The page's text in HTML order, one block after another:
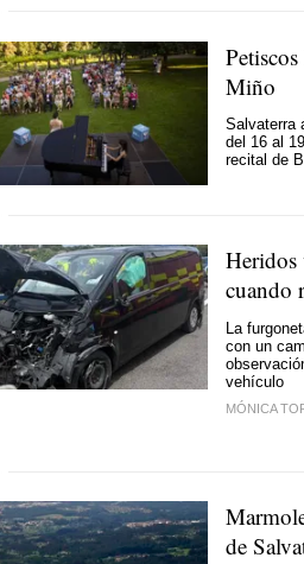
Miño
Salvaterra
del 16 al
recital de
Heridos
cuando
La
con un
vehículo
MÓNICA
de